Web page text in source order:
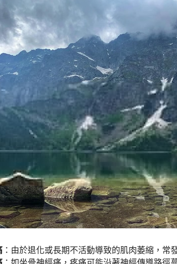
：由於退化或長期不活動導致的肌肉萎縮，常